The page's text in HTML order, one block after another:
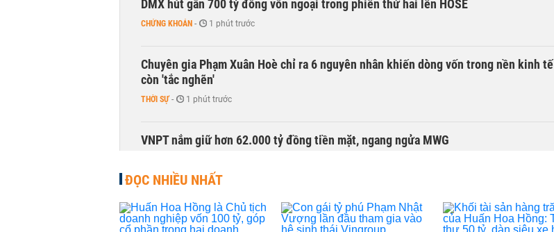
DMX hút gần 700 tỷ đồng vốn ngoại trong phiên thứ hai lên HOSE
CHỨNG KHOÁN - 1 phút trước
Chuyên gia Phạm Xuân Hoè chỉ ra 6 nguyên nhân khiến dòng vốn trong nền kinh tế
còn 'tắc nghẽn'
THỜI SỰ - 1 phút trước
VNPT nắm giữ hơn 62.000 tỷ đồng tiền mặt, ngang ngửa MWG
ĐỌC NHIỀU NHẤT